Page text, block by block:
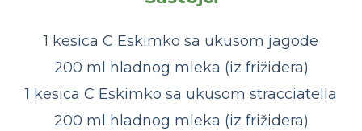
1 kesica C Eskimko sa ukusom jagode
200 ml hladnog mleka (iz frižidera)
1 kesica C Eskimko sa ukusom stracciatella
200 ml hladnog mleka (iz frižidera)